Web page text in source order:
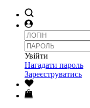
Увійти
Нагадати пароль
Зареєструватись